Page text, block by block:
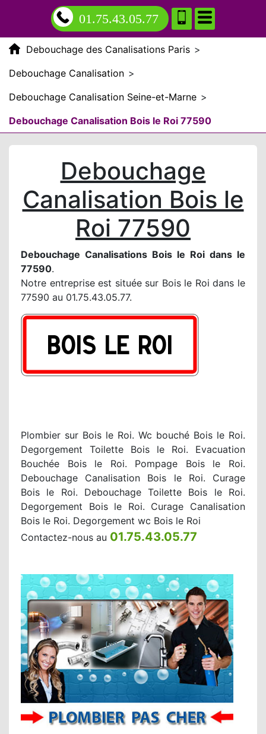
01.75.43.05.77
Debouchage des Canalisations Paris >
Debouchage Canalisation >
Debouchage Canalisation Seine-et-Marne >
Debouchage Canalisation Bois le Roi 77590
Debouchage
Canalisation Bois le
Roi 77590
Debouchage Canalisations Bois le Roi dans le
77590.
Notre entreprise est située sur Bois le Roi dans le
77590 au 01.75.43.05.77.
Plombier sur Bois le Roi. Wc bouché Bois le Roi.
Degorgement Toilette Bois le Roi. Evacuation
Bouchée Bois le Roi. Pompage Bois le Roi.
Debouchage Canalisation Bois le Roi. Curage
Bois le Roi. Debouchage Toilette Bois le Roi.
Degorgement Bois le Roi. Curage Canalisation
Bois le Roi. Degorgement wc Bois le Roi
Contactez-nous au 01.75.43.05.77